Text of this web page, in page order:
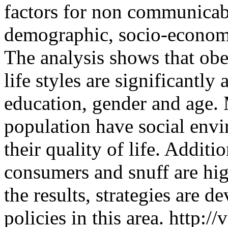
factors for non
demographic, socio-
The analysis shows that
life styles are significantly
education, gender and
population have social
their quality of life.
consumers and snuff are
the results, strategies are
policies in this area. http://